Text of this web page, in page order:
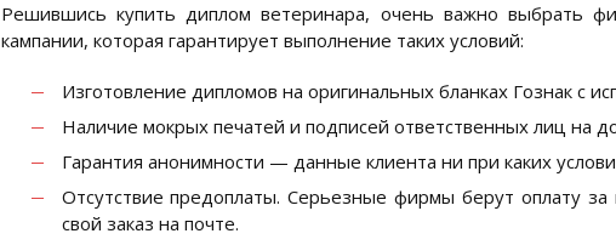
Решившись купить диплом ветеринара, очень важно выбрать
кампании, которая гарантирует выполнение таких условий:
Изготовление дипломов на оригинальных бланках Гознак с
Наличие мокрых печатей и подписей ответственных лиц на
Гарантия анонимности — данные клиента ни при каких
Отсутствие предоплаты. Серьезные фирмы берут оплату за
свой заказ на почте.